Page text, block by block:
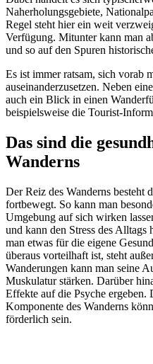
Naherholungsgebiete,
Regel steht hier ein weit
Verfügung. Mitunter kann man
und so auf den Spuren
Es ist immer ratsam, sich vorab
auseinanderzusetzen. Neben
auch ein Blick in einen
beispielsweise die Tourist-
Das sind die
Wanderns
Der Reiz des Wanderns besteht
fortbewegt. So kann man
Umgebung auf sich wirken
und kann den Stress des
man etwas für die eigene
überaus vorteilhaft ist, steht
Wanderungen kann man seine
Muskulatur stärken. Darüber
Effekte auf die Psyche
Komponente des Wanderns
förderlich sein.